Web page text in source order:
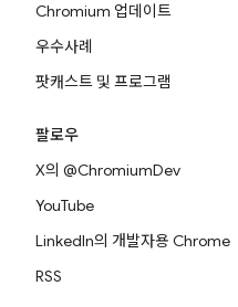
Chromium 업데이트
우수사례
팟캐스트 및 프로그램
팔로우
X의 @ChromiumDev
YouTube
LinkedIn의 개발자용 Chrome
RSS